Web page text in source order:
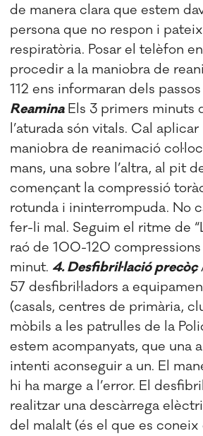
de manera clara que estem
persona que no respon i
respiratòria. Posar el telèfon
procedir a la maniobra de
112 ens informaran dels
ReaminaEls 3 primers minuts
l’aturada són vitals. Cal
maniobra de reanimació
mans, una sobre l’altra, al pit
començant la compressió
rotunda i ininterrompuda. No
fer-li mal. Seguim el ritme de
raó de 100-120
minut. 4. Desfibril·lació precòç
57 desfibril·ladors a
(casals, centres de primària,
mòbils a les patrulles de la
estem acompanyats, que una
intenti aconseguir a un. El
hi ha marge a l’error. El
realitzar una descàrrega
del malalt (és el que es coneix